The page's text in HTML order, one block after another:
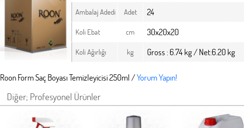
Ambalaj Adedi Adet 24
Koli Ebat cm 30x20x20
Koli Ağırlığı kg Gross : 6.74 kg / Net:6.20 kg
Roon Form Saç Boyası Temizleyicisi 250ml /Yorum Yapın!
Diğer; Profesyonel Ürünler